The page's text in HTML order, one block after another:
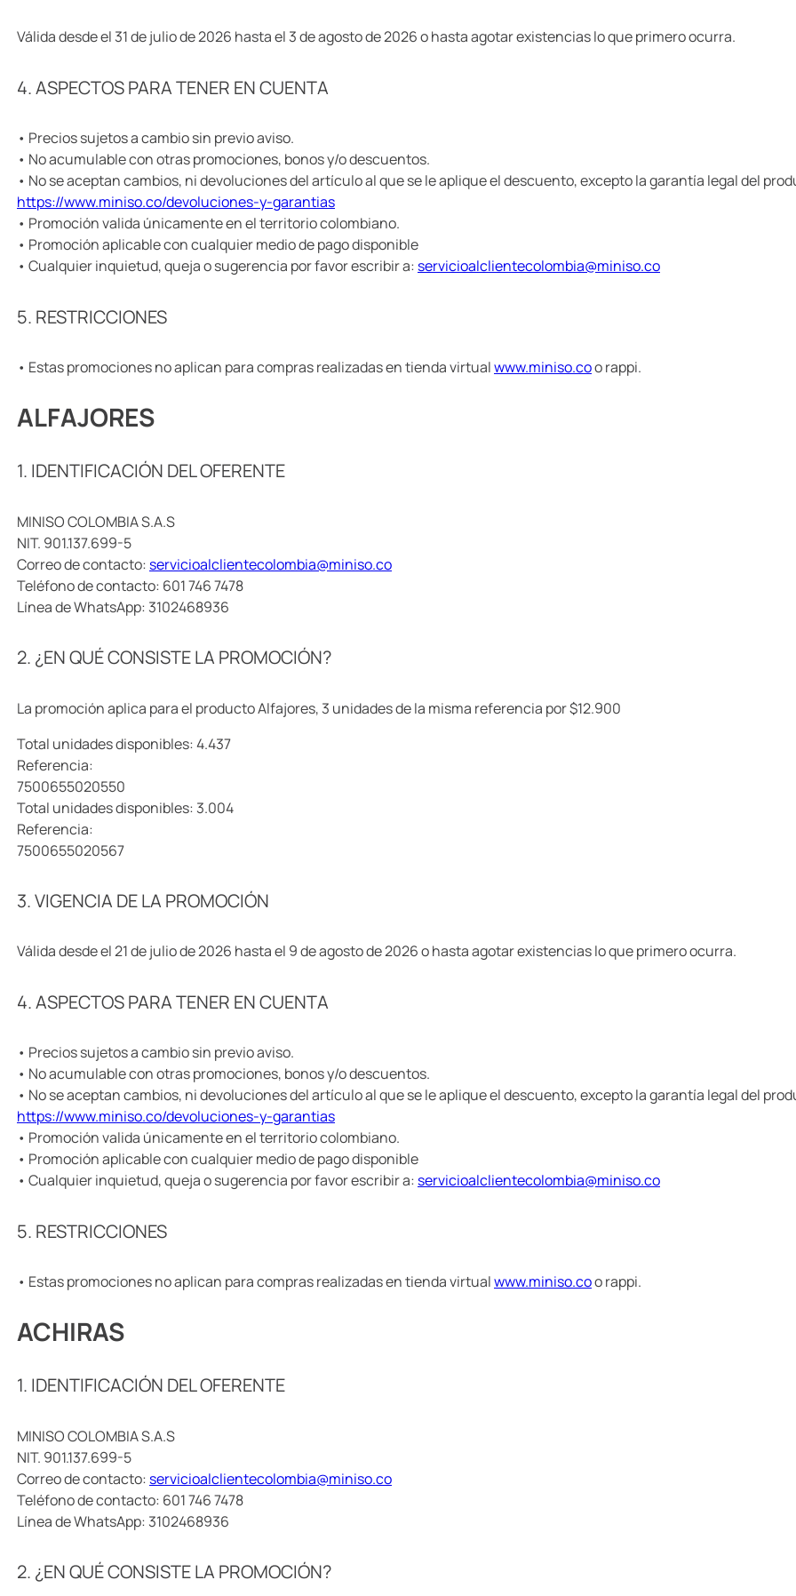
Válida desde el 31 de julio de 2026 hasta el 3 de agosto de 2026 o hasta agotar existencias lo que primero ocurra.
4. ASPECTOS PARA TENER EN CUENTA
• Precios sujetos a cambio sin previo aviso.
• No acumulable con otras promociones, bonos y/o descuentos.
• No se aceptan cambios, ni devoluciones del artículo al que se le aplique el descuento, excepto la garantía legal del
https://www.miniso.co/devoluciones-y-garantias
• Promoción valida únicamente en el territorio colombiano.
• Promoción aplicable con cualquier medio de pago disponible
• Cualquier inquietud, queja o sugerencia por favor escribir a: servicioalclientecolombia@miniso.co
5. RESTRICCIONES
• Estas promociones no aplican para compras realizadas en tienda virtualwww.miniso.coo rappi.
ALFAJORES
1. IDENTIFICACIÓN DEL OFERENTE
MINISO COLOMBIA S.A.S
NIT. 901.137.699-5
Correo de contacto: servicioalclientecolombia@miniso.co
Teléfono de contacto: 601 746 7478
Línea de WhatsApp: 3102468936
2. ¿EN QUÉ CONSISTE LA PROMOCIÓN?
La promoción aplica para el producto Alfajores, 3 unidades de la misma referencia por $12.900
Total unidades disponibles: 4.437
Referencia:
7500655020550
Total unidades disponibles: 3.004
Referencia:
7500655020567
3. VIGENCIA DE LA PROMOCIÓN
Válida desde el 21 de julio de 2026 hasta el 9 de agosto de 2026 o hasta agotar existencias lo que primero ocurra.
4. ASPECTOS PARA TENER EN CUENTA
• Precios sujetos a cambio sin previo aviso.
• No acumulable con otras promociones, bonos y/o descuentos.
• No se aceptan cambios, ni devoluciones del artículo al que se le aplique el descuento, excepto la garantía legal del
https://www.miniso.co/devoluciones-y-garantias
• Promoción valida únicamente en el territorio colombiano.
• Promoción aplicable con cualquier medio de pago disponible
• Cualquier inquietud, queja o sugerencia por favor escribir a: servicioalclientecolombia@miniso.co
5. RESTRICCIONES
• Estas promociones no aplican para compras realizadas en tienda virtualwww.miniso.coo rappi.
ACHIRAS
1. IDENTIFICACIÓN DEL OFERENTE
MINISO COLOMBIA S.A.S
NIT. 901.137.699-5
Correo de contacto: servicioalclientecolombia@miniso.co
Teléfono de contacto: 601 746 7478
Línea de WhatsApp: 3102468936
2. ¿EN QUÉ CONSISTE LA PROMOCIÓN?